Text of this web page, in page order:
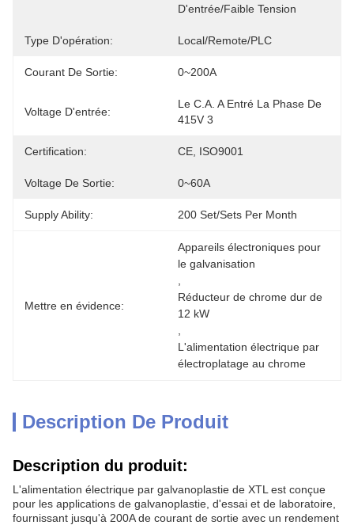
D'entrée/faible Tension
Type D'opération: Local/remote/PLC
Courant De Sortie: 0~200A
Voltage D'entrée:
Le C.A. A Entré La Phase De
415V 3
Certification: CE, ISO9001
Voltage De Sortie: 0~60A
Supply Ability: 200 Set/Sets Per Month
Mettre en évidence:
Appareils électroniques pour
le galvanisation
Réducteur de chrome dur de
12 kW
L'alimentation électrique par
électroplatage au chrome
Description De Produit
Description du produit:
L'alimentation électrique par galvanoplastie de XTL est conçue
pour les applications de galvanoplastie, d'essai et de laboratoire,
fournissant jusqu'à 200A de courant de sortie avec un rendement